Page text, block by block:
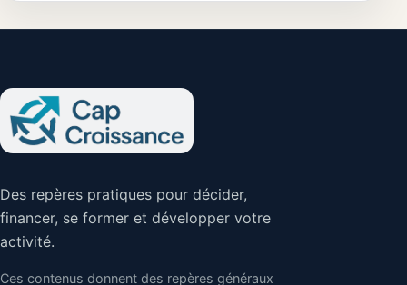
Des repères pratiques pour décider,
financer, se former et développer votre
activité.
Ces contenus donnent des repères généraux